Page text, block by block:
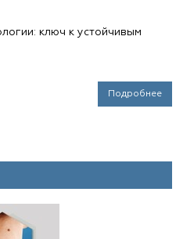
ключ к устойчивым
Подробнее